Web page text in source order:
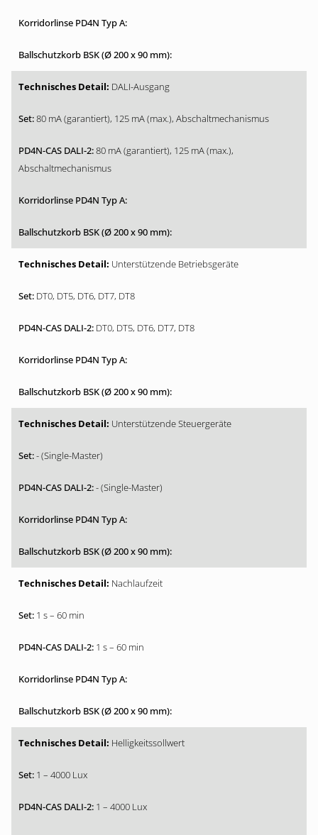
DALI-Ausgang
80 mA (garantiert), 125 mA (max.), Abschaltmechanismus
80 mA (garantiert), 125 mA (max.),
Abschaltmechanismus
Unterstützende Betriebsgeräte
DT0, DT5, DT6, DT7, DT8
DT0, DT5, DT6, DT7, DT8
Unterstützende Steuergeräte
- (Single-Master)
- (Single-Master)
Nachlaufzeit
1 s – 60 min
1 s – 60 min
Helligkeitssollwert
1 – 4000 Lux
1 – 4000 Lux